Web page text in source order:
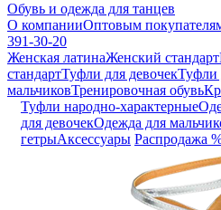
Обувь и одежда для танцев
О компанииОптовым
391-30-20
Женская латинаЖенский стандарт
стандартТуфли для девочекТуфли
мальчиковТренировочная обувь
Туфли народно-характерные
для девочекОдежда для
гетрыАксессуары Распродажа